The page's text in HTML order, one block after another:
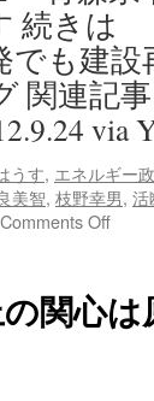
続きは
も建設
関連記
via
うす, エネルギー
美智, 枝野幸男, 活
Comments Offon
ゅ
関心